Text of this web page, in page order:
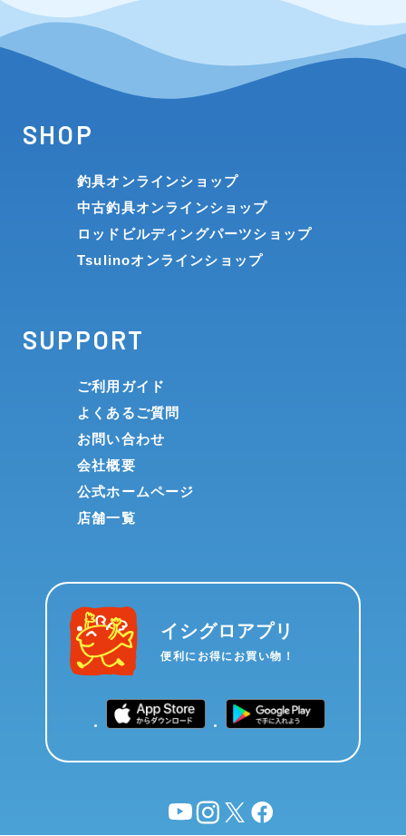
SHOP
釣具オンラインショップ
中古釣具オンラインショップ
ロッドビルディングパーツショップ
Tsulinoオンラインショップ
SUPPORT
ご利用ガイド
よくあるご質問
お問い合わせ
会社概要
公式ホームページ
店舗一覧
イシグロアプリ
便利にお得にお買い物！
YouTubeinstagram
X facebook